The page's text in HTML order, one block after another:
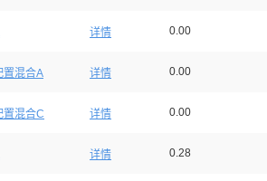
详情 0.00
置混合A 详情 0.00
置混合C 详情 0.00
详情 0.28